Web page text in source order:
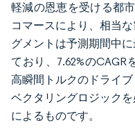
軽減の恩恵を受ける都
コマースにより、相当
グメントは予測期間中
ており、7.62%のCAGR
高瞬間トルクのドライ
ベクタリングロジック
によるものです。